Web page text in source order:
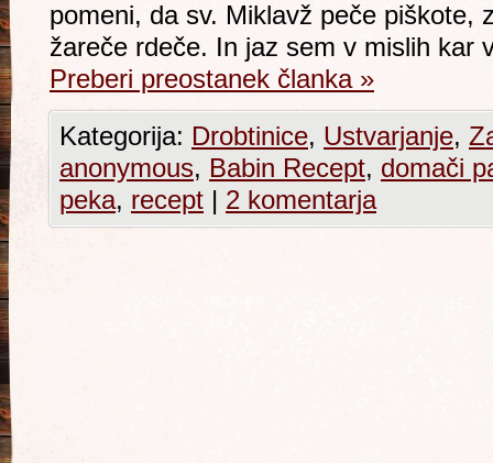
pomeni, da sv. Miklavž peče piškote,
žareče rdeče. In jaz sem v mislih kar
Preberi preostanek članka »
Kategorija: Drobtinice, Ustvarjanje,
anonymous, Babin Recept, domači
peka, recept | 2 komentarja